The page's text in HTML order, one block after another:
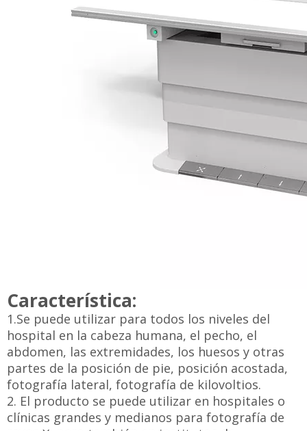
partes de la posición de pie, posición
acostada, fotografía lateral, fotografía de
kilovoltios.
2. El producto se puede utilizar en hospitales o
clínicas grandes y medianos para fotografía de
rayos X, pero también en institutos de
investigación médica y facultades y
universidades de medicina para el uso de
investigación y enseñanza científica.